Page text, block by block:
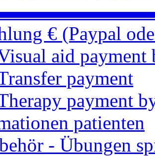
€ (Paypal
aid payment
payment
payment
patienten
- Übungen